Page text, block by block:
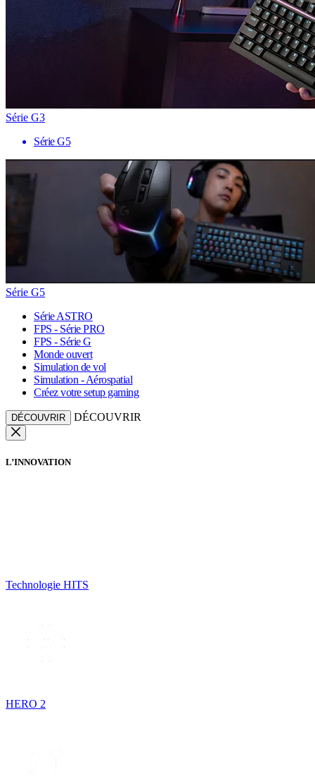
Série G3
Série G5
Série G5
Série ASTRO
FPS - Série PRO
FPS - Série G
Monde ouvert
Simulation de vol
Simulation - Aérospatial
Créez votre setup gaming
DÉCOUVRIR DÉCOUVRIR
L’INNOVATION
Technologie HITS
HERO 2